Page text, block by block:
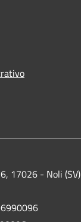
17026 - Noli (SV)